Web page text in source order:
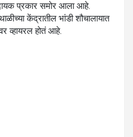
प्रकार समोर आला आहे.
केंद्रातील भांडी शौचालायात
व्हायरल होतं आहे.